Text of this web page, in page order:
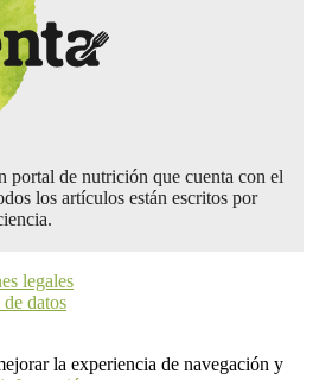
portal de nutrición que cuenta con el
los artículos están escritos por
legales
datos
la experiencia de navegación y